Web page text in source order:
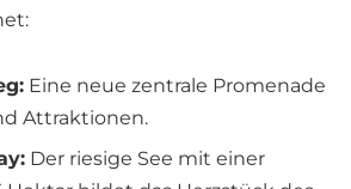
Eine neue zentrale Promenade
Attraktionen.
Der riesige See mit einer